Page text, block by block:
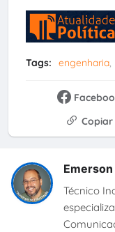
Tags: engenharia
Copiar
Técnico